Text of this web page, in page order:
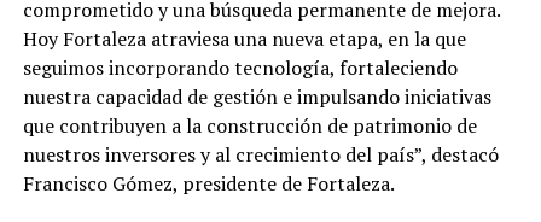
comprometido y una búsqueda permanente de mejora.
Hoy Fortaleza atraviesa una nueva etapa, en la que
seguimos incorporando tecnología, fortaleciendo
nuestra capacidad de gestión e impulsando iniciativas
que contribuyen a la construcción de patrimonio de
nuestros inversores y al crecimiento del país”, destacó
Francisco Gómez, presidente de Fortaleza.